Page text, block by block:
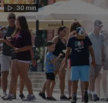
30 min